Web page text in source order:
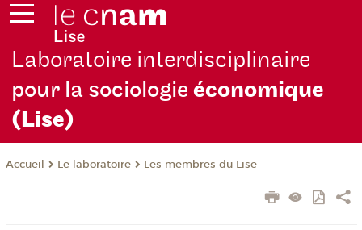
Laboratoire interdisciplinaire
pour la sociologieéconomique
(Lise)
Accueil Le laboratoire Les membres du Lise